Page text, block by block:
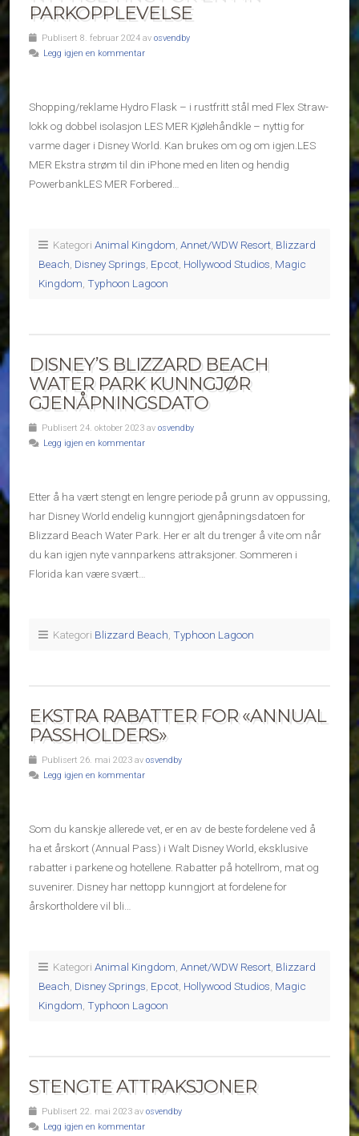
PARKOPPLEVELSE
Publisert 8. februar 2024 av osvendby
Legg igjen en kommentar
Shopping/reklame Hydro Flask – i rustfritt stål med Flex Straw-
lokk og dobbel isolasjon LES MER Kjølehåndkle – nyttig for
varme dager i Disney World. Kan brukes om og om igjen.LES
MER Ekstra strøm til din iPhone med en liten og hendig
PowerbankLES MER Forbered…
Kategori Animal Kingdom Annet/WDW Resort Blizzard
Beach Disney Springs Epcot Hollywood Studios Magic
Kingdom Typhoon Lagoon
DISNEY’S BLIZZARD BEACH
WATER PARK KUNNGJØR
GJENÅPNINGSDATO
Publisert 24. oktober 2023 av osvendby
Legg igjen en kommentar
Etter å ha vært stengt en lengre periode på grunn av oppussing,
har Disney World endelig kunngjort gjenåpningsdatoen for
Blizzard Beach Water Park. Her er alt du trenger å vite om når
du kan igjen nyte vannparkens attraksjoner. Sommeren i
Florida kan være svært…
Kategori Blizzard Beach Typhoon Lagoon
EKSTRA RABATTER FOR «ANNUAL
PASSHOLDERS»
Publisert 26. mai 2023 av osvendby
Legg igjen en kommentar
Som du kanskje allerede vet, er en av de beste fordelene ved å
ha et årskort (Annual Pass) i Walt Disney World, eksklusive
rabatter i parkene og hotellene. Rabatter på hotellrom, mat og
suvenirer. Disney har nettopp kunngjort at fordelene for
årskortholdere vil bli…
Kategori Animal Kingdom Annet/WDW Resort Blizzard
Beach Disney Springs Epcot Hollywood Studios Magic
Kingdom Typhoon Lagoon
STENGTE ATTRAKSJONER
Publisert 22. mai 2023 av osvendby
Legg igjen en kommentar